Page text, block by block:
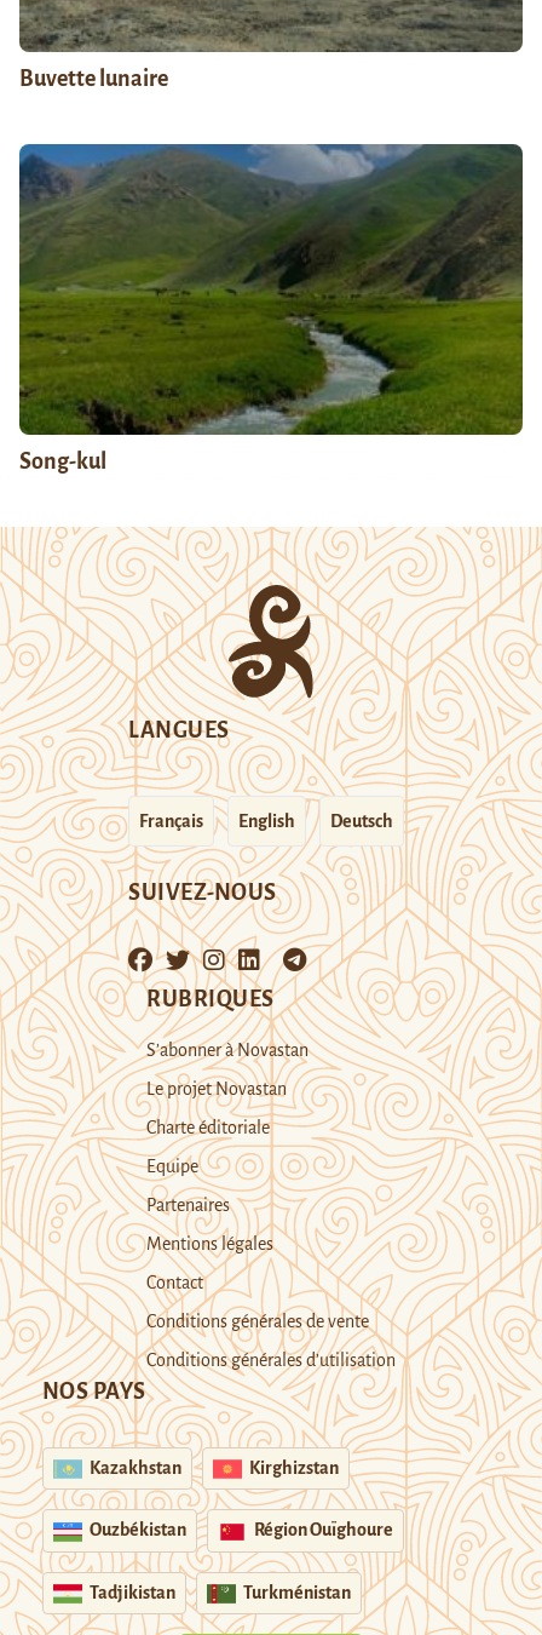
Buvette lunaire
Song-kul
LANGUES
Français English Deutsch
SUIVEZ-NOUS
RUBRIQUES
S’abonner à Novastan
Le projet Novastan
Charte éditoriale
Equipe
Partenaires
Mentions légales
Contact
Conditions générales de vente
Conditions générales d’utilisation
NOS PAYS
Kazakhstan Kirghizstan
Ouzbékistan Région Ouïghoure
Tadjikistan Turkménistan